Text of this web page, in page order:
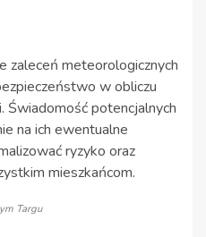
zaleceń meteorologicznych
w obliczu
Świadomość potencjalnych
na ich ewentualne
ryzyko oraz
mieszkańcom.
Targu